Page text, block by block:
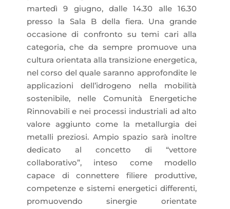
martedì 9 giugno, dalle 14.30 alle 16.30
presso la Sala B della fiera. Una grande
occasione di confronto su temi cari alla
categoria, che da sempre promuove una
cultura orientata alla transizione energetica,
nel corso del quale saranno approfondite le
applicazioni dell’idrogeno nella mobilità
sostenibile, nelle Comunità Energetiche
Rinnovabili e nei processi industriali ad alto
valore aggiunto come la metallurgia dei
metalli preziosi. Ampio spazio sarà inoltre
dedicato al concetto di “vettore
collaborativo”, inteso come modello
capace di connettere filiere produttive,
competenze e sistemi energetici differenti,
promuovendo sinergie orientate